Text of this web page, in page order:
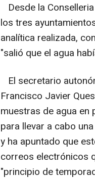
Desde la
los tres
analítica realizada,
"salió que el agua
El secretario
Francisco Javier
muestras de agua en
para llevar a cabo
y ha apuntado que
correos electrónicos
"principio de